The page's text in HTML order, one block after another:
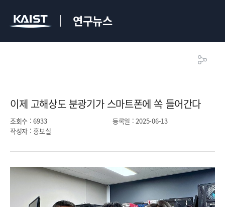
연구뉴스
이제 고해상도 분광기가 스마트폰에 쏙 들어간다​
조회수 : 6933 등록일 : 2025-06-13
작성자 : 홍보실